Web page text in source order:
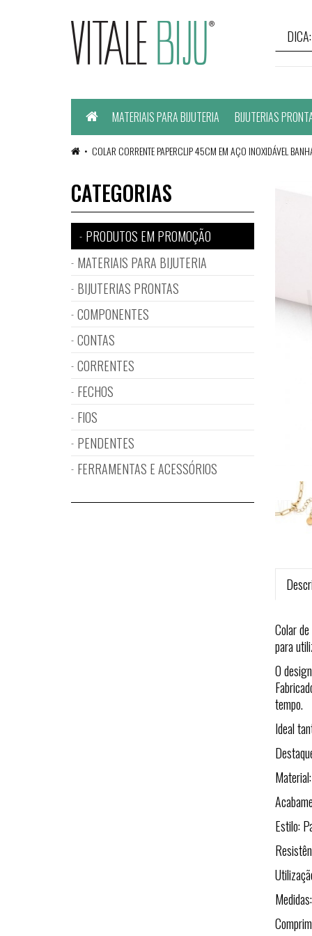
HomeMATERIAIS PARA BIJUTERIA BIJUTERIAS
COLAR CORRENTE PAPERCLIP 45CM EM AÇO INOXIDÁVEL
Colar
para
O
tempo.
Ideal
Estilo:
Medidas:
CATEGORIAS
PRODUTOS EM PROMOÇÃO
MATERIAIS PARA BIJUTERIA
BIJUTERIAS PRONTAS
COMPONENTES
CONTAS
CORRENTES
FECHOS
FIOS
PENDENTES
FERRAMENTAS E ACESSÓRIOS